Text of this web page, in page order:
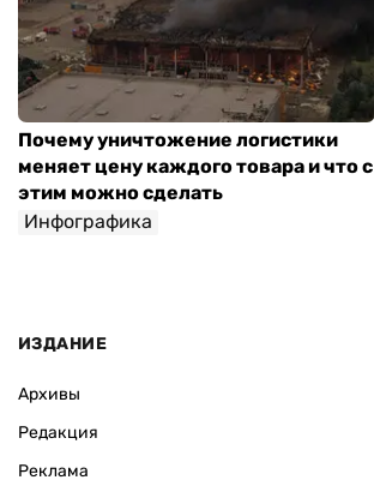
Почему уничтожение логистики
меняет цену каждого товара и что с
этим можно сделать
Инфографика
ИЗДАНИЕ
Архивы
Редакция
Реклама